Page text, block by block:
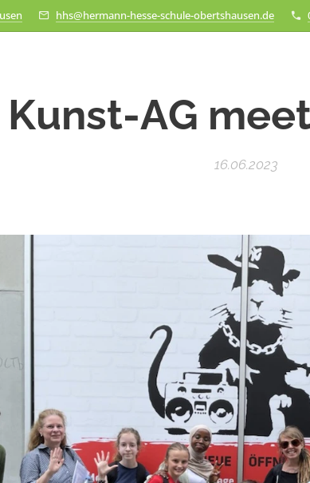
hhs@hermann-hesse-schule-obertshausen.de
Kunst-AG
16.06.2023